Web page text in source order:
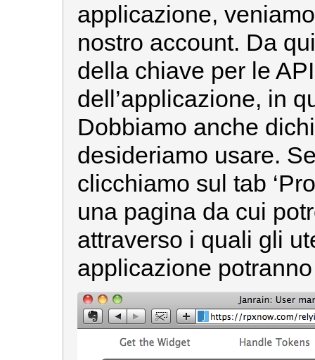
applicazione,
nostro account. Da
della chiave per le
dell’applicazione, in
Dobbiamo anche
desideriamo usare.
clicchiamo sul tab
una pagina da cui
attraverso i quali gli
applicazione